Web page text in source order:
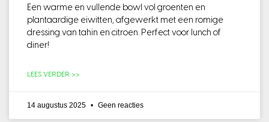
Een warme en vullende bowl vol groenten en
plantaardige eiwitten, afgewerkt met een romige
dressing van tahin en citroen. Perfect voor lunch of
diner!
LEES VERDER >>
14 augustus 2025 Geen reacties